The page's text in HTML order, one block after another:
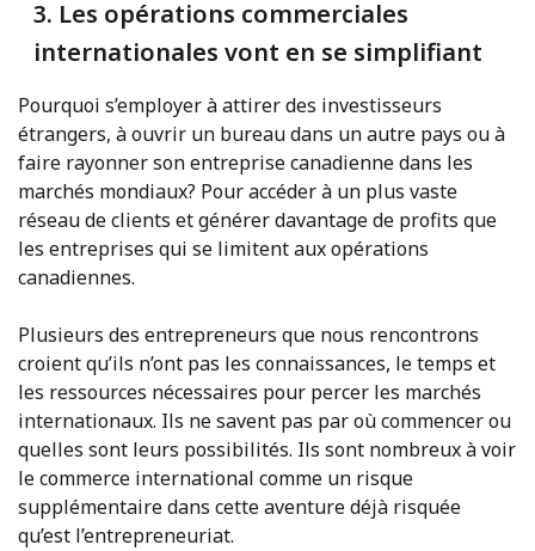
3. Les opérations commerciales
internationales vont en se simplifiant
Pourquoi s’employer à attirer des investisseurs
étrangers, à ouvrir un bureau dans un autre pays ou à
faire rayonner son entreprise canadienne dans les
marchés mondiaux? Pour accéder à un plus vaste
réseau de clients et générer davantage de profits que
les entreprises qui se limitent aux opérations
canadiennes.
Plusieurs des entrepreneurs que nous rencontrons
croient qu’ils n’ont pas les connaissances, le temps et
les ressources nécessaires pour percer les marchés
internationaux. Ils ne savent pas par où commencer ou
quelles sont leurs possibilités. Ils sont nombreux à voir
le commerce international comme un risque
supplémentaire dans cette aventure déjà risquée
qu’est l’entrepreneuriat.